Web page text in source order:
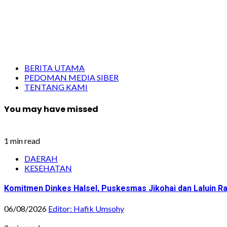
BERITA UTAMA
PEDOMAN MEDIA SIBER
TENTANG KAMI
You may have missed
1 min read
DAERAH
KESEHATAN
Komitmen Dinkes Halsel, Puskesmas Jikohai dan Laluin
06/08/2026 Editor: Hafik Umsohy